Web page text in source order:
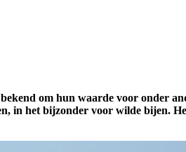
om hun waarde voor onder
in het bijzonder voor wilde bijen.